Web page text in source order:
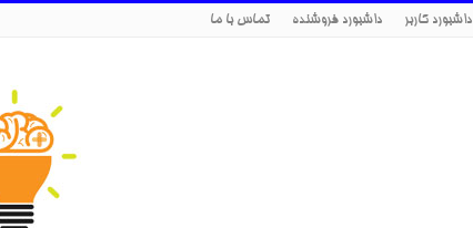
داشبورد کاربر داشبورد فروشنده تماس با ما